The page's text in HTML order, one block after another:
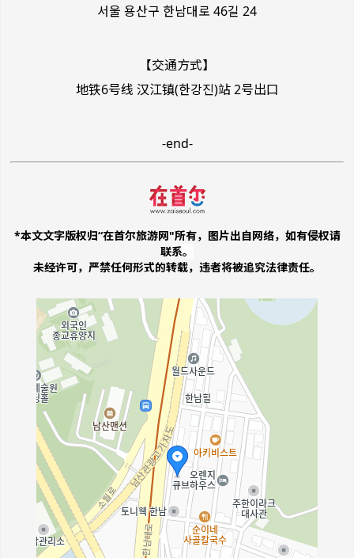
서울 용산구 한남대로 46길 24
【交通方式】
地铁6号线 汉江镇(한강진)站 2号出口
-end-
*本文文字版权归“在首尔旅游网"所有，图片出自网络，如有侵权请
联系。
未经许可，严禁任何形式的转载，违者将被追究法律责任。